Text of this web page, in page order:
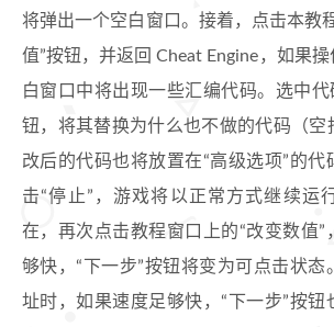
将弹出一个空白窗口。接着，点击本教
值”按钮，并返回 Cheat Engine，如果
白窗口中将出现一些汇编代码。选中代
钮，将其替换为什么也不做的代码（空
改后的代码也将放置在“高级选项”的代
击“停止”，游戏将以正常方式继续运
在，再次点击教程窗口上的“改变数值”
够快，“下一步”按钮将变为可点击状态
址时，如果速度足够快，“下一步”按钮